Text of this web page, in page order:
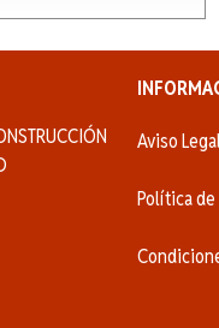
Aviso
Política